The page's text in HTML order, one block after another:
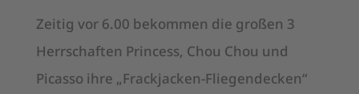
Zeitig vor 6.00 bekommen die großen 3
Herrschaften Princess, Chou Chou und
Picasso ihre „Frackjacken-Fliegendecken“